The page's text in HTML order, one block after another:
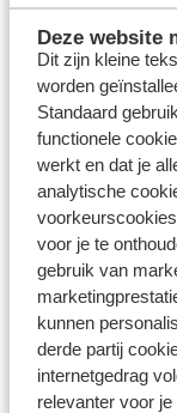
Deze website
Dit zijn kleine
worden
Standaard
functionele
werkt en dat je
analytische
voor je te
gebruik van
kunnen
derde partij
internetgedrag
relevanter voor
of in bruisende
én actieve
vakantie.
Waarom
Met A-Hotels
veelzijdigheid.
vrienden, er is
jouw wensen.
faciliteiten,
maar ook aan
volledig kunt
flexibele
transfers en